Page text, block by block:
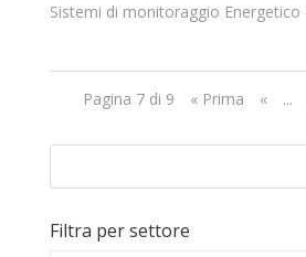
Sistemi di monitoraggio
Pagina 7 di 9 « Prima « ...
Filtra per settore